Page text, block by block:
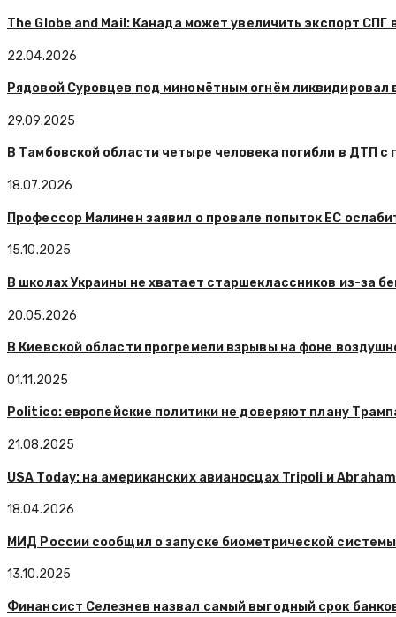
The Globe and Mail: Канада может увеличить экспорт СПГ
22.04.2026
Рядовой Суровцев под миномётным огнём ликвидировал
29.09.2025
В Тамбовской области четыре человека погибли в ДТП с
18.07.2026
Профессор Малинен заявил о провале попыток ЕС
15.10.2025
В школах Украины не хватает старшеклассников из-за
20.05.2026
В Киевской области прогремели взрывы на фоне
01.11.2025
Politico: европейские политики не доверяют плану
21.08.2025
USA Today: на американских авианосцах Tripoli и
18.04.2026
МИД России сообщил о запуске биометрической
13.10.2025
Финансист Селезнев назвал самый выгодный срок